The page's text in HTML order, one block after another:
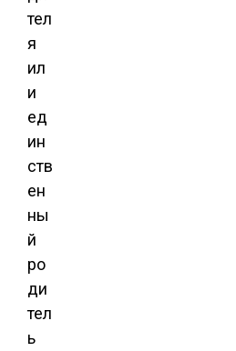
тел
я
ил
и
ед
ин
ств
ен
ны
й
ро
ди
тел
ь